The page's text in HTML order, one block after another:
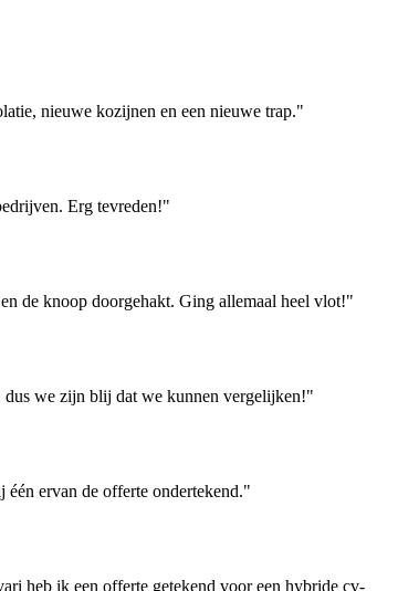
nieuwe kozijnen en een nieuwe trap."
Erg tevreden!"
de knoop doorgehakt. Ging allemaal heel vlot!"
dus we zijn blij dat we kunnen vergelijken!"
ervan de offerte ondertekend."
heb ik een offerte getekend voor een hybride cv-